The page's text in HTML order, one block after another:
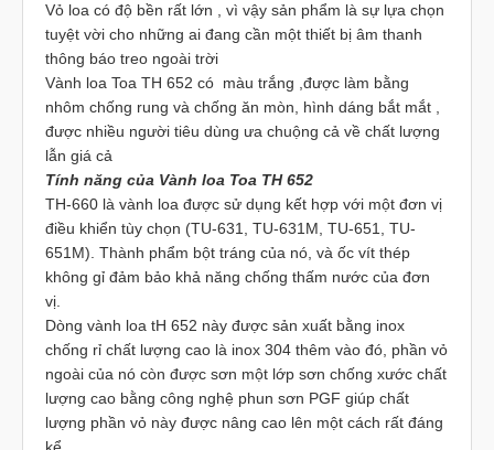
Vỏ loa có độ bền rất lớn , vì vậy sản phẩm là sự lựa chọn
tuyệt vời cho những ai đang cần một thiết bị âm thanh
thông báo treo ngoài trời
Vành loa Toa TH 652 có màu trắng ,được làm bằng
nhôm chống rung và chống ăn mòn, hình dáng bắt mắt ,
được nhiều người tiêu dùng ưa chuộng cả về chất lượng
lẫn giá cả
Tính năng của Vành loa Toa TH 652
TH-660 là vành loa được sử dụng kết hợp với một đơn vị
điều khiển tùy chọn (TU-631, TU-631M, TU-651, TU-
651M). Thành phẩm bột tráng của nó, và ốc vít thép
không gỉ đảm bảo khả năng chống thấm nước của đơn
vị.
Dòng vành loa tH 652 này được sản xuất bằng inox
chống rỉ chất lượng cao là inox 304 thêm vào đó, phần vỏ
ngoài của nó còn được sơn một lớp sơn chống xước chất
lượng cao bằng công nghệ phun sơn PGF giúp chất
lượng phần vỏ này được nâng cao lên một cách rất đáng